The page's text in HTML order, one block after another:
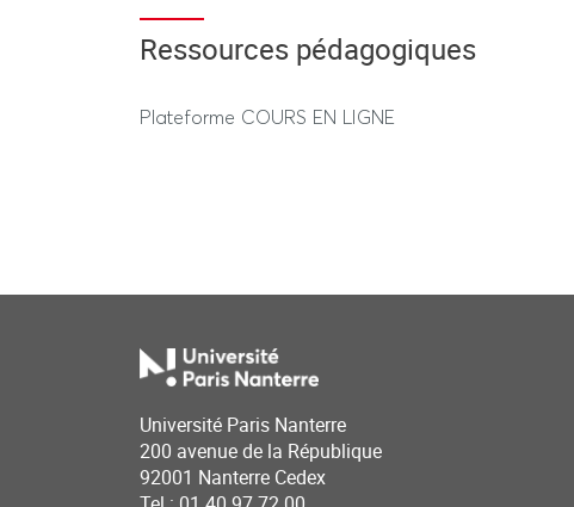
Ressources pédagogiques
Plateforme COURS EN LIGNE
Université Paris Nanterre
200 avenue de la République
92001 Nanterre Cedex